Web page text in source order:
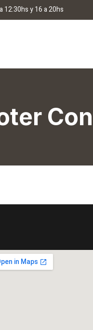
12:30hs y 16 a 20hs